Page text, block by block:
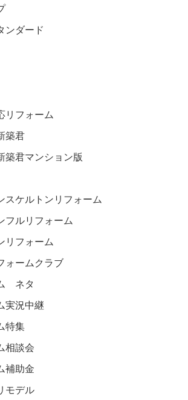
ンダード
リフォーム
築君
築君マンション版
スケルトンリフォーム
フルリフォーム
リフォーム
ォームクラブ
ネタ
実況中継
特集
相談会
補助金
モデル